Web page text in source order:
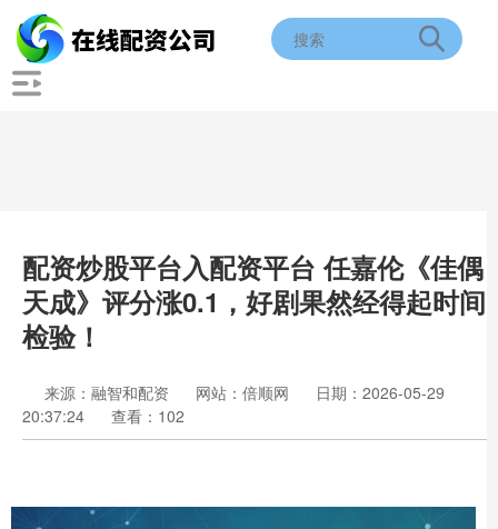
配资炒股平台入配资平台 任嘉伦《佳偶
天成》评分涨0.1，好剧果然经得起时间
检验！
来源：融智和配资 网站：倍顺网
日期：2026-05-29
20:37:24
查看：102